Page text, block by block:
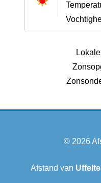
© 2026
Afstand van Uffelte